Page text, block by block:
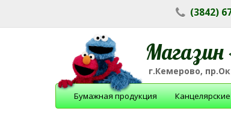
(3842)
г.Кемерово,
Бумажная продукция